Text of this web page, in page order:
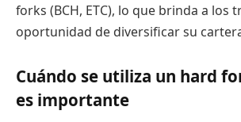
forks (BCH, ETC), lo que brinda a los
oportunidad de diversificar su
Cuándo se utiliza un hard
es importante